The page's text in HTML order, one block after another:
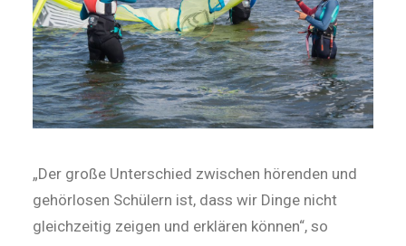
„Der große Unterschied zwischen hörenden und
gehörlosen Schülern ist, dass wir Dinge nicht
gleichzeitig zeigen und erklären können“, so